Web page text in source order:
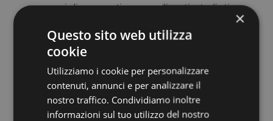
percorsi dimagranti personalizzati, studiati
per accompagnarti passo dopo passo verso i
tuoi obiettivi in modo sano, sicuro e
sostenibile.
sul tuo stile di vita e sulle tue preferenze
alimentari.
L’approccio è scientifico ma anche empatico:
×
Questo sito web utilizza
cookie
Utilizziamo i cookie per personalizzare
contenuti, annunci e per analizzare il
nostro traffico. Condividiamo inoltre
informazioni sul tuo utilizzo del nostro